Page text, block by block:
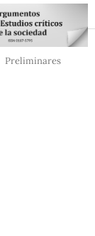
Preliminares